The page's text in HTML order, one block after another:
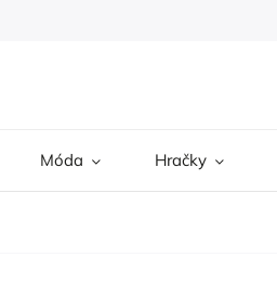
Móda Hračky